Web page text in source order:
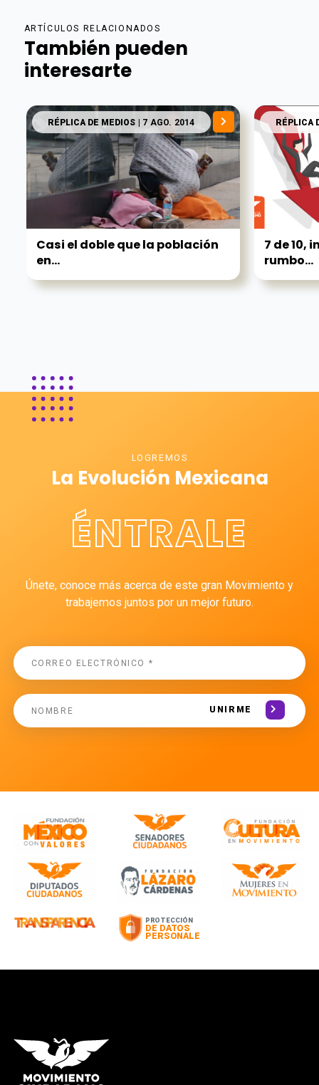
ARTÍCULOS RELACIONADOS
También pueden
interesarte
RÉPLICA DE MEDIOS | 7 AGO. 2014
Casi el doble que la población
en...
RÉPLICA
7 de 10,
rumbo...
LOGREMOS
La Evolución Mexicana
ÉNTRALE
Únete, conoce más acerca de este gran Movimiento y
trabajemos juntos por un mejor futuro.
UNIRME